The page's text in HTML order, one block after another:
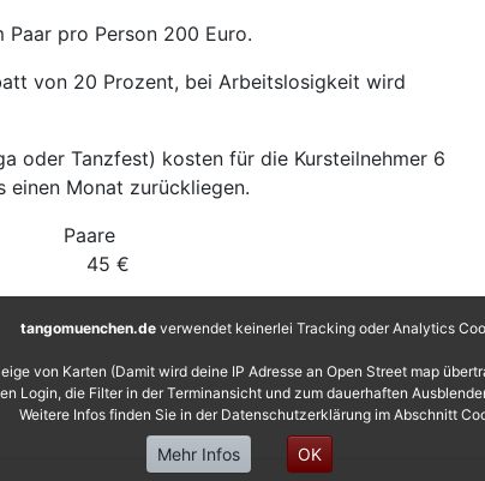
pro Person 200 Euro.
von 20 Prozent, bei Arbeitslosigkeit wird
oder Tanzfest) kosten für die Kursteilnehmer 6
Monat zurückliegen.
Paare
45 €
tangomuenchen.de verwendet keinerlei Tracking oder Analytics
von Karten (Damit wird deine IP Adresse an Open Street map
Login, die Filter in der Terminansicht und zum dauerhaften
Weitere Infos finden Sie in der Datenschutzerklärung im Abschnitt
Mehr Infos OK